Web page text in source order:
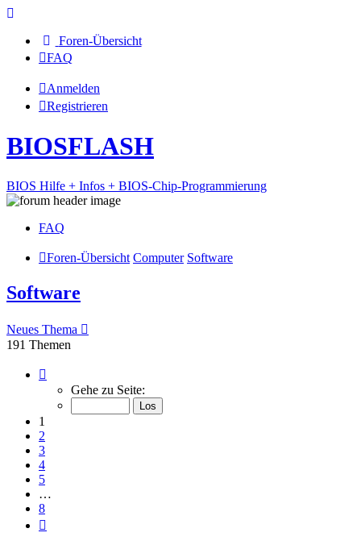
Foren-Übersicht
FAQ
Anmelden
Registrieren
BIOSFLASH
BIOS Hilfe + Infos + BIOS-Chip-Programmierung
FAQ
Foren-Übersicht Computer Software
Software
Neues Thema
191 Themen
von
Gehe zu Seite:
1
2
3
4
5
…
8